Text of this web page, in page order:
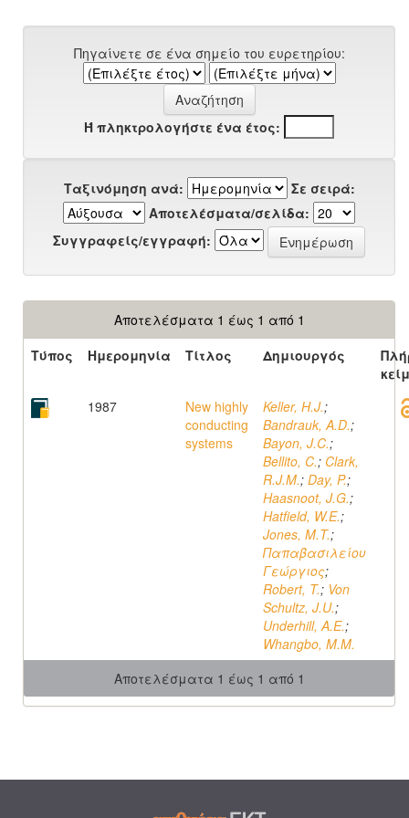
Πηγαίνετε σε ένα σημείο του ευρετηρίου:
Ή πληκτρολογήστε ένα έτος:
Ταξινόμηση ανά:
Σε σειρά:
Αποτελέσματα/σελίδα:
Συγγραφείς/εγγραφή:
Αποτελέσματα 1 έως 1 από 1
Τύπος
Ημερομηνία Τίτλος Δημιουργός
1987
New highly
conducting
systems
Keller, H.J.;
Bandrauk, A.D.;
Bayon, J.C.;
Bellito, C.; Clark,
R.J.M.; Day, P.;
Haasnoot, J.G.;
Hatfield, W.E.;
Jones, M.T.;
Παπαβασιλείου
Γεώργιος;
Robert, T.; Von
Schultz, J.U.;
Underhill, A.E.;
Whangbo, M.M.
Αποτελέσματα 1 έως 1 από 1